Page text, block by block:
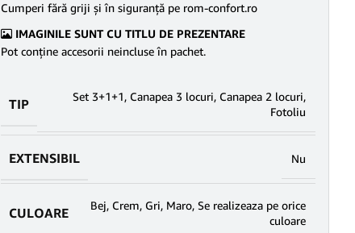
Cumperi fără griji şi în siguranţă pe rom-confort.ro
IMAGINILE SUNT CU TITLU DE PREZENTARE
Pot conține accesorii neincluse în pachet.
TIP Set 3+1+1, Canapea 3 locuri, Canapea 2 locuri,
Fotoliu
EXTENSIBIL Nu
CULOARE Bej, Crem, Gri, Maro, Se realizeaza pe orice
culoare